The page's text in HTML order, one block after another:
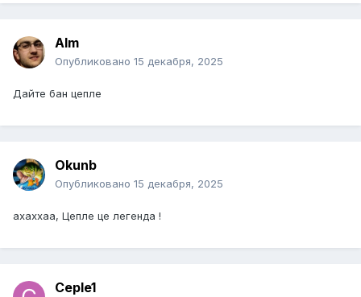
Alm
Опубликовано 15 декабря, 2025
Дайте бан цепле
Okunb
Опубликовано 15 декабря, 2025
ахаххаа, Цепле це легенда !
Ceple1